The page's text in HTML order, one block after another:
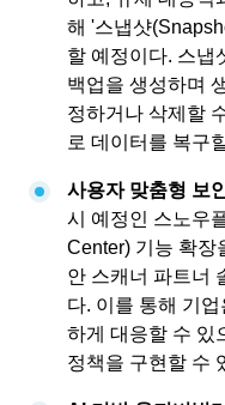
해 '스냅샷
할 예정이다. 스냅
백업을 생성하며
정하거나 삭제할
로 데이터를 복구
사용자 맞춤형 보
시 예정인 스노우
Center) 기능 확장
안 스캐너 파트너
다. 이를 통해 기
하게 대응할 수 있
정책을 구현할 수